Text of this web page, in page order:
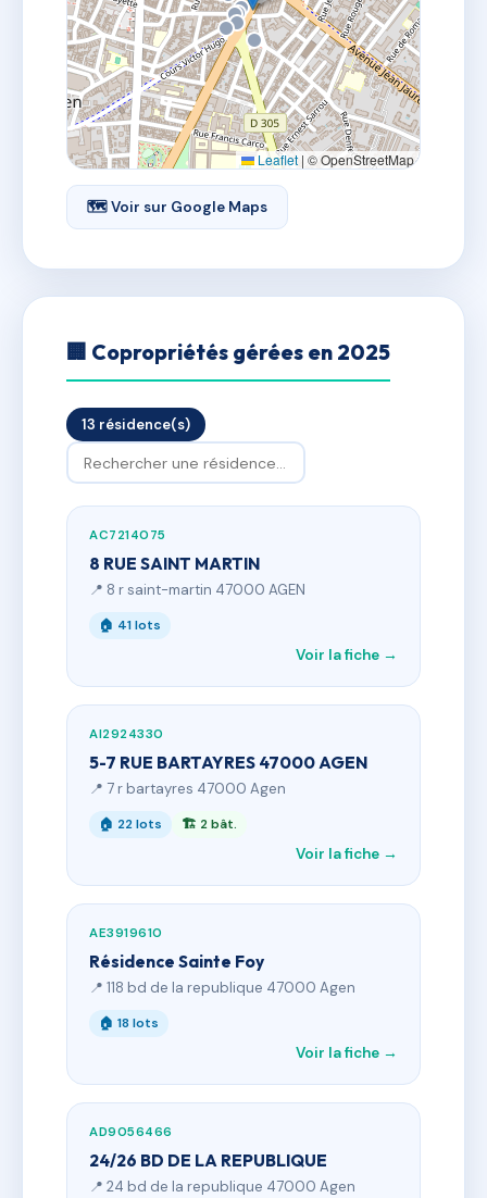
Leaflet | © OpenStreetMap
🗺 Voir sur Google Maps
🏢 Copropriétés gérées en 2025
13 résidence(s)
AC7214075
8 RUE SAINT MARTIN
📍 8 r saint-martin 47000 AGEN
🏠 41 lots
Voir la fiche →
AI2924330
5-7 RUE BARTAYRES 47000 AGEN
📍 7 r bartayres 47000 Agen
🏠 22 lots 🏗 2 bât.
Voir la fiche →
AE3919610
Résidence Sainte Foy
📍 118 bd de la republique 47000 Agen
🏠 18 lots
Voir la fiche →
AD9056466
24/26 BD DE LA REPUBLIQUE
📍 24 bd de la republique 47000 Agen